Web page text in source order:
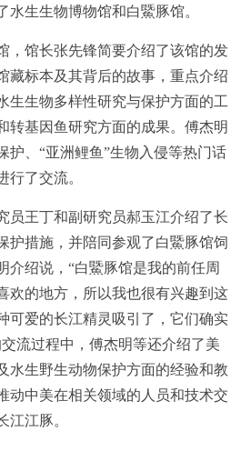
水生生物博物馆和白鱀豚馆。
，馆长张先锋简要介绍了该馆的发
藏标本及其背后的故事，重点介绍
生生物多样性研究与保护方面的工
转基因鱼研究方面的成果。傅杰明
护、“亚洲鲤鱼”生物入侵等热门话
行了交流。
员王丁和副研究员郝玉江介绍了长
护措施，并陪同参观了白鱀豚馆饲
介绍说，“白鱀豚馆是我的前任周
欢的地方，所以我也很有兴趣到这
可爱的长江精灵吸引了，它们确实
流过程中，傅杰明等还介绍了美
水生野生动物保护方面的经验和教
动中美在相关领域的人员和技术交
江江豚。